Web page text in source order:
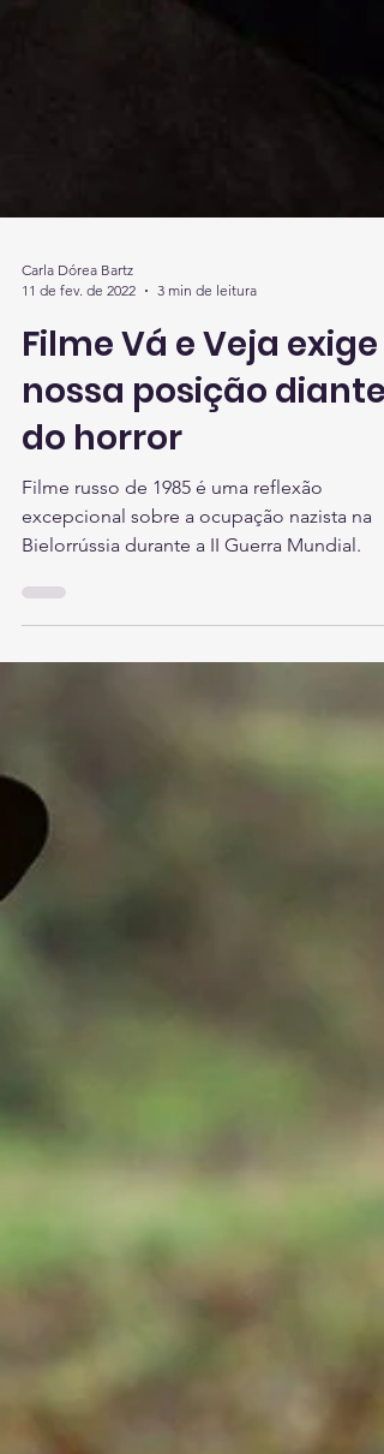
Carla Dórea Bartz
Filme Vá e Veja exige
nossa posição diante
do horror
Filme russo de 1985 é uma reflexão
Bielorrússia durante a II Guerra Mundial.